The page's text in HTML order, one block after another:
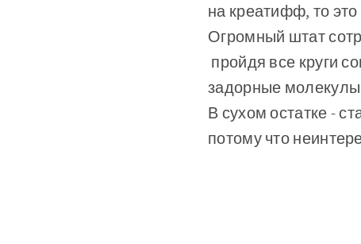
на креатифф, то
Огромный штат
пройдя все круги
задорные
В сухом остатке -
потому что